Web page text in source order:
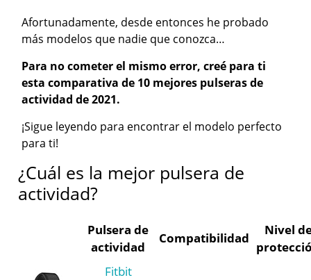
Afortunadamente, desde entonces he probado
más modelos que nadie que conozca…
Para no cometer el mismo error, creé para ti
esta comparativa de 10 mejores pulseras de
actividad de 2021.
¡Sigue leyendo para encontrar el modelo perfecto
para ti!
¿Cuál es la mejor pulsera de
actividad?
Pulsera de
actividad
Compatibilidad
Nivel
Fitbit